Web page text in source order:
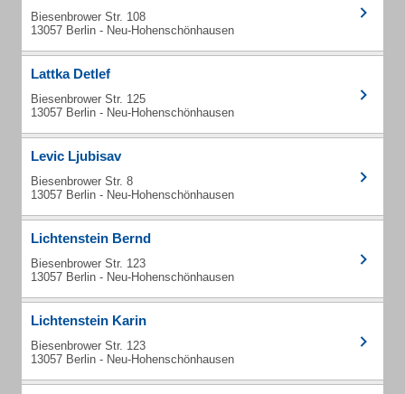
Biesenbrower Str. 108
13057 Berlin - Neu-Hohenschönhausen
Lattka Detlef
Biesenbrower Str. 125
13057 Berlin - Neu-Hohenschönhausen
Levic Ljubisav
Biesenbrower Str. 8
13057 Berlin - Neu-Hohenschönhausen
Lichtenstein Bernd
Biesenbrower Str. 123
13057 Berlin - Neu-Hohenschönhausen
Lichtenstein Karin
Biesenbrower Str. 123
13057 Berlin - Neu-Hohenschönhausen